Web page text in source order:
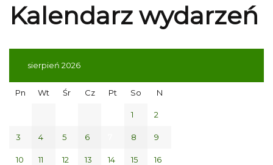
Kalendarz wydarzeń
sierpień 2026
Pn Wt Śr Cz Pt So N
1 2
3 4 5 6 8 9
10 11 12 13 14 15 16